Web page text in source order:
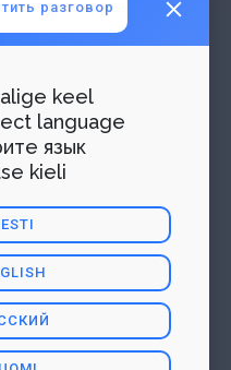
разговор
keel
language
язык
kieli